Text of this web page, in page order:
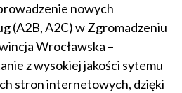
nowych
(A2B, A2C) w Zgromadzeniu
Wrocławska –
z wysokiej jakości sytemu
stron internetowych, dzięki